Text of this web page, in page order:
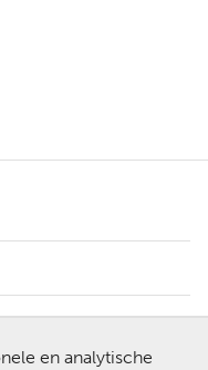
en analytische